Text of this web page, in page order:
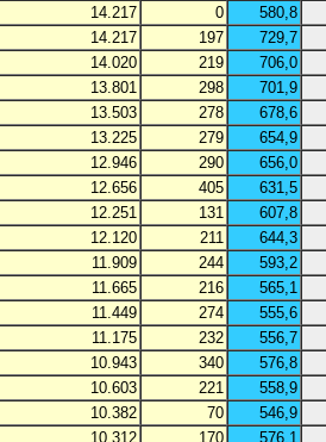
14.217 0
580,8
14.217 197
729,7
14.020 219
706,0
13.801 298
701,9
13.503 278
678,6
13.225 279
654,9
12.946 290
656,0
12.656 405
631,5
12.251 131
607,8
12.120 211
644,3
11.909 244
593,2
11.665 216
565,1
11.449 274
555,6
11.175 232
556,7
10.943 340
576,8
10.603 221
558,9
10.382 70
546,9
10.312 170
576,1